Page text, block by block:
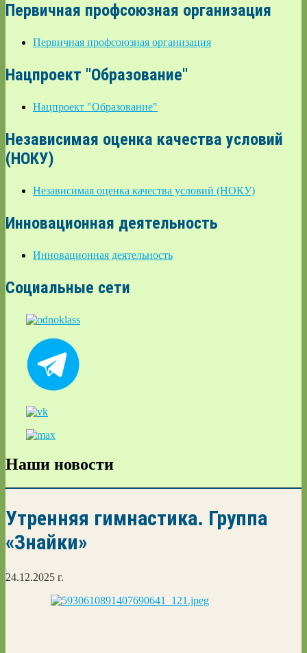
Первичная профсоюзная организация
Первичная профсоюзная организация
Нацпроект "Образование"
Нацпроект "Образование"
Независимая оценка качества условий
(НОКУ)
Независимая оценка качества условий (НОКУ)
Инновационная деятельность
Инновационная деятельность
Социальные сети
Наши новости
Утренняя гимнастика. Группа
«Знайки»
24.12.2025 г.